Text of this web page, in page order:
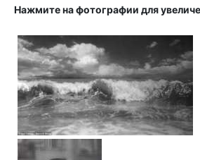
Нажмите на фотографии для